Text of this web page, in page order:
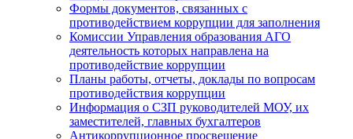
Формы документов, связанных с
противодействием коррупции для заполнения
Комиссии Управления образования АГО
деятельность которых направлена на
противодействие коррупции
Планы работы, отчеты, доклады по вопросам
противодействия коррупции
Информация о СЗП руководителей МОУ, их
заместителей, главных бухгалтеров
Антикоррупционное просвещение